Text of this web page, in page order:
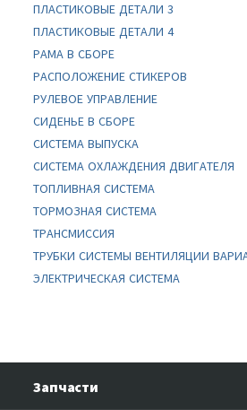
ПЛАСТИКОВЫЕ ДЕТАЛИ 3
ПЛАСТИКОВЫЕ ДЕТАЛИ 4
РАМА В СБОРЕ
РАСПОЛОЖЕНИЕ СТИКЕРОВ
РУЛЕВОЕ УПРАВЛЕНИЕ
СИДЕНЬЕ В СБОРЕ
СИСТЕМА ВЫПУСКА
СИСТЕМА ОХЛАЖДЕНИЯ ДВИГАТЕЛЯ
ТОПЛИВНАЯ СИСТЕМА
ТОРМОЗНАЯ СИСТЕМА
ТРАНСМИССИЯ
ТРУБКИ СИСТЕМЫ ВЕНТИЛЯЦИИ
ЭЛЕКТРИЧЕСКАЯ СИСТЕМА
Запчасти